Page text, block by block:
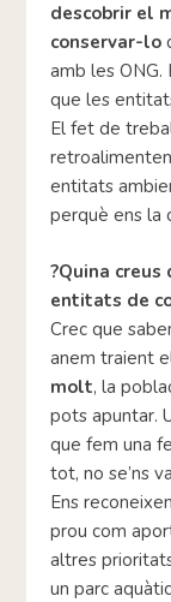
descobrir el
conservar-lo
amb les ONG.
que les
El fet de
entitats
perquè ens la
?Quina
entitats de
Crec que
anem traient
molt, la
pots apuntar.
que fem una
tot, no se’ns
Ens
prou com
altres
un parc